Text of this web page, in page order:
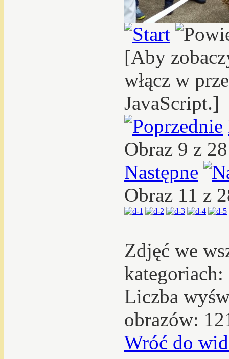
[Aby
włącz w
JavaScript.]
Obraz 9 z
Następne
Obraz 11 z
Zdjęć we
kategoriach:
Liczba
obrazów:
Wróć do